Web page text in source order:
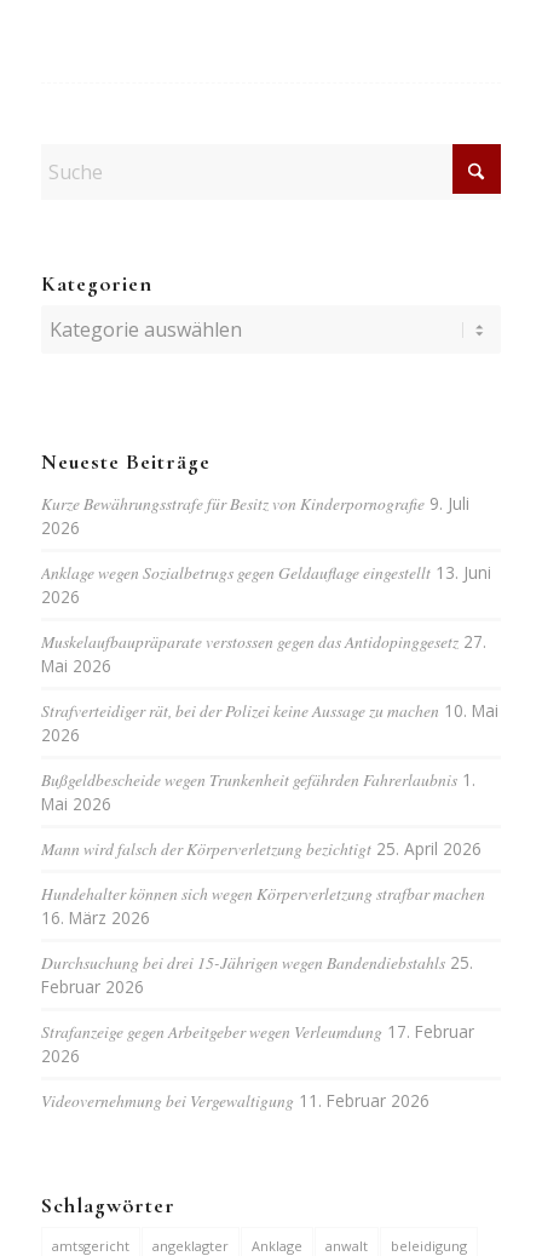
Kategorien
Kategorien
Neueste Beiträge
Kurze Bewährungsstrafe für Besitz von Kinderpornografie 9. Juli
2026
Anklage wegen Sozialbetrugs gegen Geldauflage eingestellt 13. Juni
2026
Muskelaufbaupräparate verstossen gegen das Antidopinggesetz 27.
Mai 2026
Strafverteidiger rät, bei der Polizei keine Aussage zu machen 10. Mai
2026
Bußgeldbescheide wegen Trunkenheit gefährden Fahrerlaubnis 1.
Mai 2026
Mann wird falsch der Körperverletzung bezichtigt 25. April 2026
Hundehalter können sich wegen Körperverletzung strafbar machen
16. März 2026
Durchsuchung bei drei 15-Jährigen wegen Bandendiebstahls 25.
Februar 2026
Strafanzeige gegen Arbeitgeber wegen Verleumdung 17. Februar
2026
Videovernehmung bei Vergewaltigung 11. Februar 2026
Schlagwörter
amtsgericht angeklagter Anklage anwalt beleidigung